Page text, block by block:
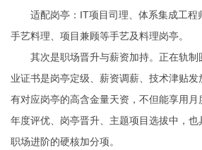
适配岗亭：IT项目司理、体系集成工程
手艺料理、项目兼顾等手艺及料理岗亭。
其次是职场晋升与薪资加持。正在轨制
业证书是岗亭定级、薪资调薪、技术津贴
有对应岗亭的高含金量天资，不但能享用
年度评优、岗亭晋升、主题项目选拔中，
职场进阶的硬核加分项。